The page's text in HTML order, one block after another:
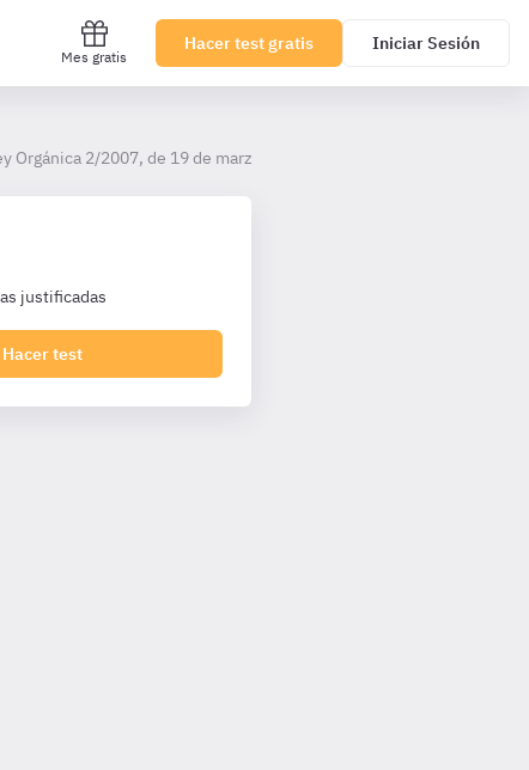
Mes gratis
Hacer test gratis Iniciar Sesión
Orgánica 2/2007, de 19 de marzo, de reforma del Estatuto de
justificadas
Hacer test